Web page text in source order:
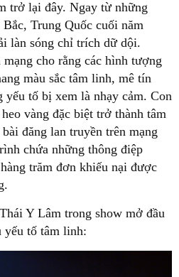
trở lại đây. Ngay từ những
Trung Quốc cuối năm
làn sóng chỉ trích dữ dội.
cho rằng các hình tượng
màu sắc tâm linh, mê tín
tố bị xem là nhạy cảm. Con
vàng đặc biệt trở thành tâm
đăng lan truyền trên mạng
chứa những thông điệp
trăm đơn khiếu nại được
Y Lâm trong show mở đầu
yếu tố tâm linh: